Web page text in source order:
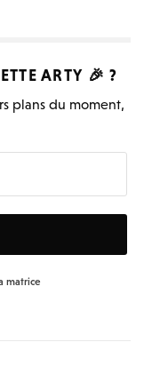
ARTY 🎉 ?
plans du moment,
matrice